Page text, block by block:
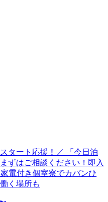
タート応援！／ 「今日泊
ずはご相談ください！即入
電付き個室寮でカバンひ
く場所も